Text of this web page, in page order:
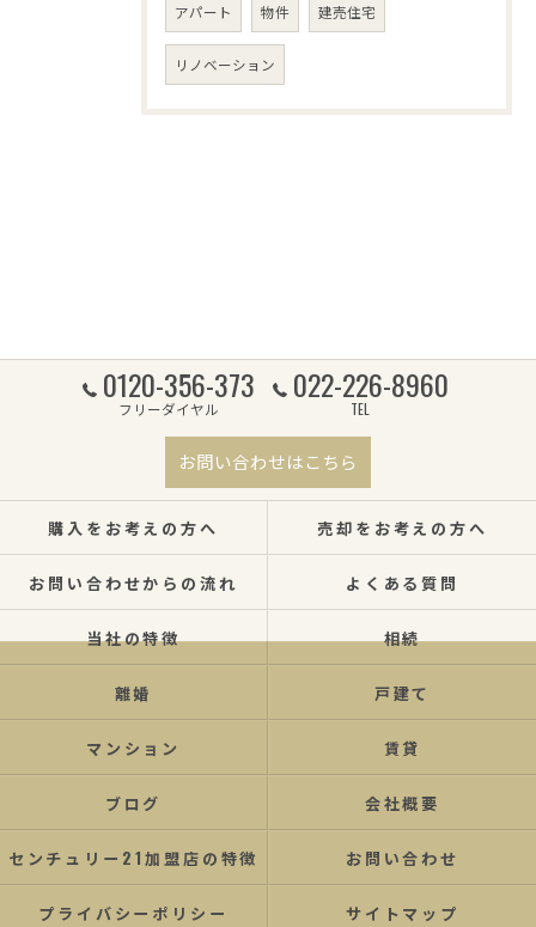
アパート 物件 建売住宅
リノベーション
0120-356-373
フリーダイヤル
022-226-8960
TEL
お問い合わせはこちら
購入をお考えの方へ 売却をお考えの方へ
お問い合わせからの流れ よくある質問
当社の特徴 相続
離婚 戸建て
マンション 賃貸
ブログ 会社概要
センチュリー21加盟店の特徴 お問い合わせ
プライバシーポリシー サイトマップ